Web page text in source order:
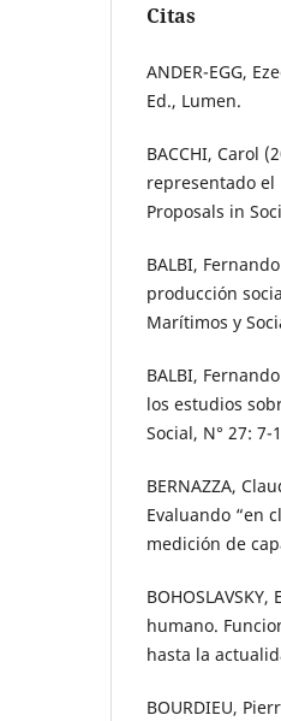
Citas
ANDER-EGG,
Ed., Lumen.
BACCHI, Carol
representado el
Proposals in
BALBI,
producción
Marítimos y
BALBI,
los estudios
Social, N° 27: 7-
BERNAZZA,
Evaluando “en
medición de
humano.
hasta la
BOURDIEU,